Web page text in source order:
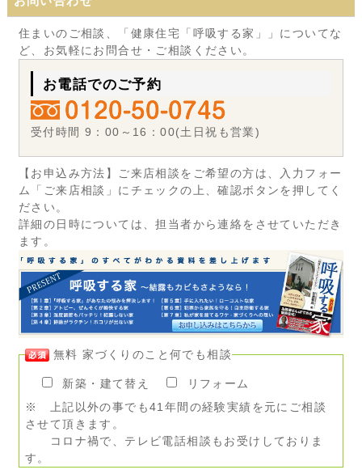
住まいのご相談、「健康住宅「呼吸する家」」についてな
ど、お気軽にお問合せ・ご相談ください。
お電話でのご予約
受付時間 9：00～16：00(土日祝も営業)
【お申込み方法】ご来店相談をご希望の方は、入力フォー
ム「ご来店相談」にチェックの上、確認ボタンを押してく
ださい。
詳細の日時については、担当者から連絡をさせていただき
ます。
無料 家づくりのこと何でも相談
新築・建て替え
リフォーム
※ 上記以外の事でも41年間の経験実績を元にご相談
させて頂きます。
コロナ禍で、テレビ電話相談もお受けしておりま
す。